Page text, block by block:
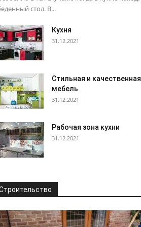
стол. В...
Кухня
31.12.2021
Стильная и качественная
мебель
31.12.2021
Рабочая зона кухни
31.12.2021